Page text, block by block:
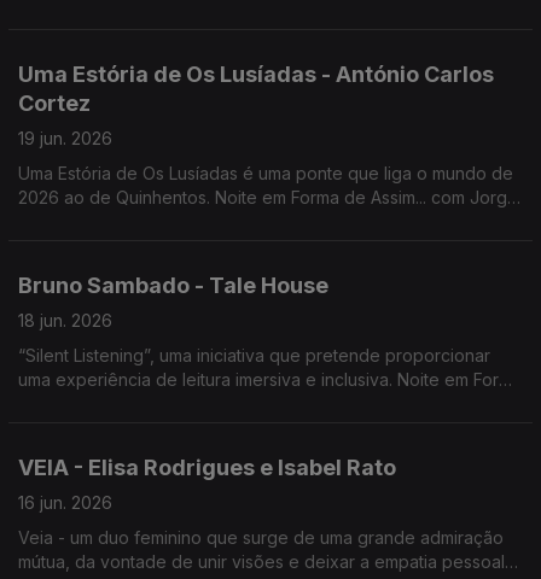
Uma Estória de Os Lusíadas - António Carlos
Cortez
19 jun. 2026
Uma Estória de Os Lusíadas é uma ponte que liga o mundo de
2026 ao de Quinhentos. Noite em Forma de Assim... com Jorge
Bruno Sambado - Tale House
18 jun. 2026
“Silent Listening”, uma iniciativa que pretende proporcionar
uma experiência de leitura imersiva e inclusiva. Noite em Forma
VEIA - Elisa Rodrigues e Isabel Rato
16 jun. 2026
Veia - um duo feminino que surge de uma grande admiração
mútua, da vontade de unir visões e deixar a empatia pessoal